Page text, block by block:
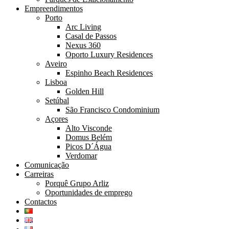
Empreendimentos
Porto
Arc Living
Casal de Passos
Nexus 360
Oporto Luxury Residences
Aveiro
Espinho Beach Residences
Lisboa
Golden Hill
Setúbal
São Francisco Condominium
Açores
Alto Visconde
Domus Belém
Picos D´Água
Verdomar
Comunicação
Carreiras
Porquê Grupo Arliz
Oportunidades de emprego
Contactos